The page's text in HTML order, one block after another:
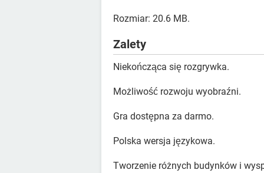
Rozmiar: 20.6 MB.
Zalety
Niekończąca się rozgrywka.
Możliwość rozwoju wyobraźni.
Gra dostępna za darmo.
Polska wersja językowa.
Tworzenie różnych budynków i